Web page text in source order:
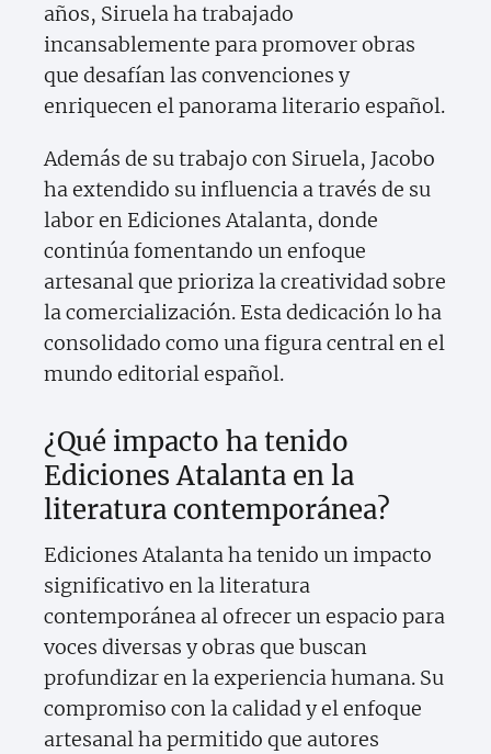
años, Siruela ha trabajado
incansablemente para promover obras
que desafían las convenciones y
enriquecen el panorama literario español.
Además de su trabajo con Siruela, Jacobo
ha extendido su influencia a través de su
labor en Ediciones Atalanta, donde
continúa fomentando un enfoque
artesanal que prioriza la creatividad sobre
la comercialización. Esta dedicación lo ha
consolidado como una figura central en el
mundo editorial español.
¿Qué impacto ha tenido
Ediciones Atalanta en la
literatura contemporánea?
Ediciones Atalanta ha tenido un impacto
significativo en la literatura
contemporánea al ofrecer un espacio para
voces diversas y obras que buscan
profundizar en la experiencia humana. Su
compromiso con la calidad y el enfoque
artesanal ha permitido que autores